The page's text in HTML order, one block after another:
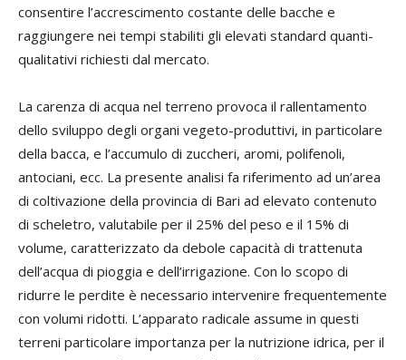
consentire l’accrescimento costante delle bacche e
raggiungere nei tempi stabiliti gli elevati standard quanti-
qualitativi richiesti dal mercato.
La carenza di acqua nel terreno provoca il rallentamento
dello sviluppo degli organi vegeto-produttivi, in particolare
della bacca, e l’accumulo di zuccheri, aromi, polifenoli,
antociani, ecc. La presente analisi fa riferimento ad un’area
di coltivazione della provincia di Bari ad elevato contenuto
di scheletro, valutabile per il 25% del peso e il 15% di
volume, caratterizzato da debole capacità di trattenuta
dell’acqua di pioggia e dell’irrigazione. Con lo scopo di
ridurre le perdite è necessario intervenire frequentemente
con volumi ridotti. L’apparato radicale assume in questi
terreni particolare importanza per la nutrizione idrica, per il